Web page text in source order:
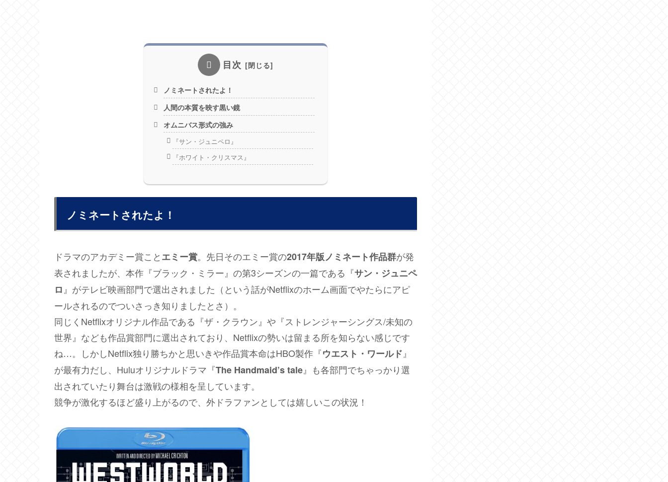
目次
ノミネートされたよ！
人間の本質を映す黒い鏡
オムニバス形式の強み
『サン・ジュニペロ』
『ホワイト・クリスマス』
ノミネートされたよ！
ドラマのアカデミー賞ことエミー賞。先日そのエミー賞の2017年版ノミネート作品群が発
表されましたが、本作『ブラック・ミラー』の第3シーズンの一篇である『サン・ジュニペ
ロ 』がテレビ映画部門で選出されました（という話がNetflixのホーム画面でやたらにアピ
ールされるのでついさっき知りましたとさ）。
同じくNetflixオリジナル作品である『ザ・クラウン』や『ストレンジャーシングス/未知の
世界』なども作品賞部門に選出されており、Netflixの勢いは留まる所を知らない感じです
ね…。しかしNetflix独り勝ちかと思いきや作品賞本命はHBO製作『ウエスト・ワールド 』
が最有力だし、Huluオリジナルドラマ『The Handmaid’s tale』も各部門でちゃっかり選
出されていたり舞台は激戦の様相を呈しています。
競争が激化するほど盛り上がるので、外ドラファンとしては嬉しいこの状況！